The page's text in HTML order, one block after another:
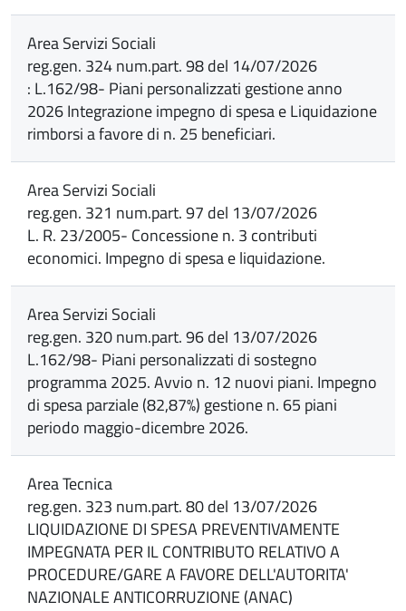
Area Servizi Sociali
reg.gen. 324 num.part. 98 del 14/07/2026
: L.162/98- Piani personalizzati gestione anno
2026 Integrazione impegno di spesa e Liquidazione
rimborsi a favore di n. 25 beneficiari.
Area Servizi Sociali
reg.gen. 321 num.part. 97 del 13/07/2026
L. R. 23/2005- Concessione n. 3 contributi
economici. Impegno di spesa e liquidazione.
Area Servizi Sociali
reg.gen. 320 num.part. 96 del 13/07/2026
L.162/98- Piani personalizzati di sostegno
programma 2025. Avvio n. 12 nuovi piani. Impegno
di spesa parziale (82,87%) gestione n. 65 piani
periodo maggio-dicembre 2026.
Area Tecnica
reg.gen. 323 num.part. 80 del 13/07/2026
LIQUIDAZIONE DI SPESA PREVENTIVAMENTE
IMPEGNATA PER IL CONTRIBUTO RELATIVO A
PROCEDURE/GARE A FAVORE DELL'AUTORITA'
NAZIONALE ANTICORRUZIONE (ANAC)